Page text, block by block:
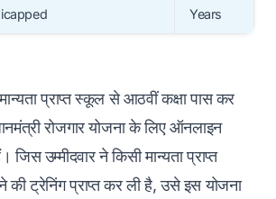
Years
प्राप्त स्कूल से आठवीं कक्षा पास कर
रोजगार योजना के लिए ऑनलाइन
उम्मीदवार ने किसी मान्यता प्राप्त
की ट्रेनिंग प्राप्त कर ली है, उसे इस योजना